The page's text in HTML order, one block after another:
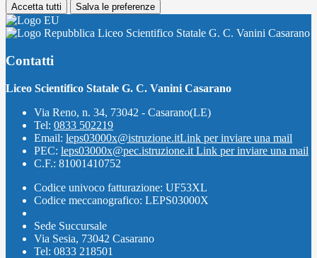
Accetta tutti Salva le preferenze
Liceo Scientifico Statale G. C. Vanini Casarano
Contatti
Liceo Scientifico Statale G. C. Vanini Casarano
Via Reno, n. 34, 73042 - Casarano(LE)
Tel: 0833 502219
Email: leps03000x@istruzione.itLink per inviare una mail
PEC: leps03000x@pec.istruzione.it Link per inviare una mail
C.F.: 81001410752
Codice univoco fatturazione: UF53XL
Codice meccanografico: LEPS03000X
Sede Succursale
Via Sesia, 73042 Casarano
Tel: 0833 218501